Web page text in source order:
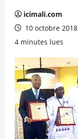
icimali.com
10 octobre 2018
4 minutes lues